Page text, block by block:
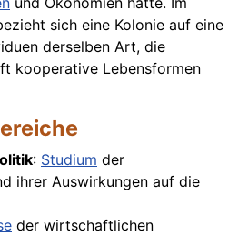
sich eine Kolonie auf eine
derselben Art, die
kooperative Lebensformen
: Studium der
ihrer Auswirkungen auf die
der wirtschaftlichen